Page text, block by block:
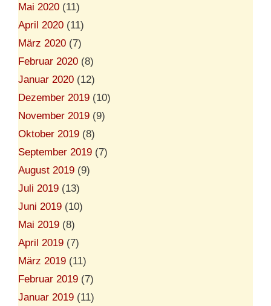
Mai 2020 (11)
April 2020 (11)
März 2020 (7)
Februar 2020 (8)
Januar 2020 (12)
Dezember 2019 (10)
November 2019 (9)
Oktober 2019 (8)
September 2019 (7)
August 2019 (9)
Juli 2019 (13)
Juni 2019 (10)
Mai 2019 (8)
April 2019 (7)
März 2019 (11)
Februar 2019 (7)
Januar 2019 (11)